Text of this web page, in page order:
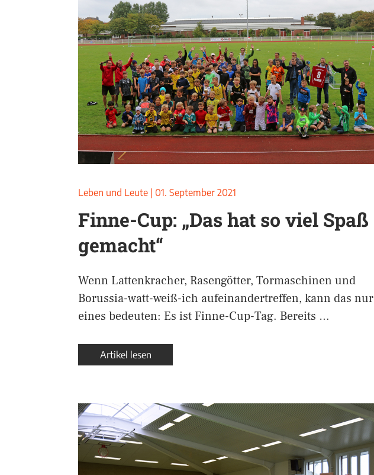
Leben und Leute 01. September 2021
Finne-Cup: „Das hat so viel Spaß
gemacht“
Wenn Lattenkracher, Rasengötter, Tormaschinen und
Borussia-watt-weiß-ich aufeinandertreffen, kann das nur
eines bedeuten: Es ist Finne-Cup-Tag. Bereits …
Artikel lesen